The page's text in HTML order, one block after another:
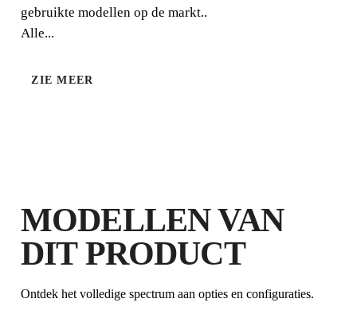
gebruikte modellen op de markt..
Alle...
ZIE MEER
MODELLEN VAN
DIT PRODUCT
Ontdek het volledige spectrum aan opties en configuraties.